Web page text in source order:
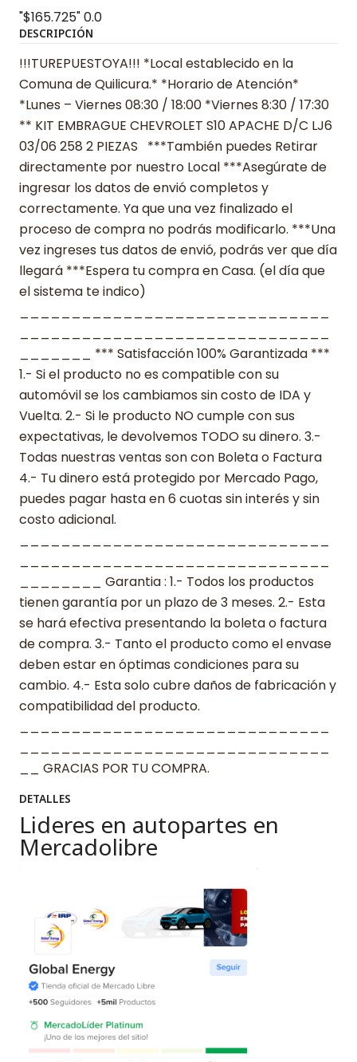
"$165.725"0.0
DESCRIPCIÓN
!!!TUREPUESTOYA!!! *Local establecido en la
Comuna de Quilicura.* *Horario de Atención*
*Lunes – Viernes 08:30 / 18:00 *Viernes 8:30 / 17:30
** KIT EMBRAGUE CHEVROLET S10 APACHE D/C LJ6
03/06 258 2 PIEZAS ***También puedes Retirar
directamente por nuestro Local ***Asegúrate de
ingresar los datos de envió completos y
correctamente. Ya que una vez finalizado el
proceso de compra no podrás modificarlo. ***Una
vez ingreses tus datos de envió, podrás ver que día
llegará ***Espera tu compra en Casa. (el día que
el sistema te indico)
_______ *** Satisfacción 100% Garantizada ***
1.- Si el producto no es compatible con su
automóvil se los cambiamos sin costo de IDA y
Vuelta. 2.- Si le producto NO cumple con sus
expectativas, le devolvemos TODO su dinero. 3.-
Todas nuestras ventas son con Boleta o Factura
4.- Tu dinero está protegido por Mercado Pago,
puedes pagar hasta en 6 cuotas sin interés y sin
costo adicional.
________ Garantia : 1.- Todos los productos
tienen garantía por un plazo de 3 meses. 2.- Esta
se hará efectiva presentando la boleta o factura
de compra. 3.- Tanto el producto como el envase
deben estar en óptimas condiciones para su
cambio. 4.- Esta solo cubre daños de fabricación y
compatibilidad del producto.
__ GRACIAS POR TU COMPRA.
DETALLES
Lideres en autopartes en
Mercadolibre